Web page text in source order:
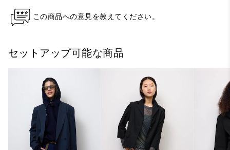
この商品への意見を教えてください。
セットアップ可能な商品